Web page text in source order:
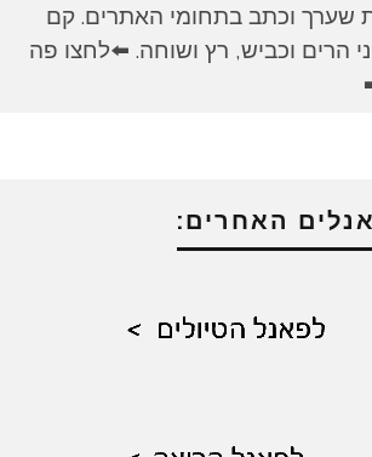
שערך וכתב בתחומי האתרים. קם
הרים וכביש, רץ ושוחה. ⬅️לחצו פה
האחרים: